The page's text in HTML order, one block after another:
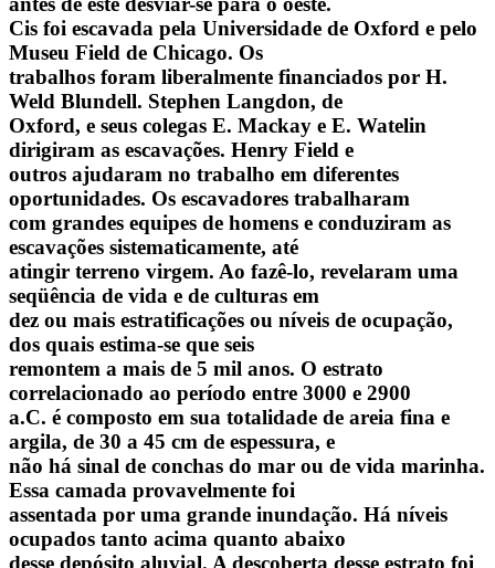
Cis foi escavada pela Universidade de Oxford e pelo
Museu Field de Chicago. Os
trabalhos foram liberalmente financiados por H.
Weld Blundell. Stephen Langdon, de
Oxford, e seus colegas E. Mackay e E. Watelin
dirigiram as escavações. Henry Field e
outros ajudaram no trabalho em diferentes
oportunidades. Os escavadores trabalharam
com grandes equipes de homens e conduziram as
escavações sistematicamente, até
atingir terreno virgem. Ao fazê-lo, revelaram uma
seqüência de vida e de culturas em
dez ou mais estratificações ou níveis de ocupação,
dos quais estima-se que seis
remontem a mais de 5 mil anos. O estrato
correlacionado ao período entre 3000 e 2900
a.C. é composto em sua totalidade de areia fina e
argila, de 30 a 45 cm de espessura, e
não há sinal de conchas do mar ou de vida marinha.
Essa camada provavelmente foi
assentada por uma grande inundação. Há níveis
ocupados tanto acima quanto abaixo
desse depósito aluvial. A descoberta desse estrato foi